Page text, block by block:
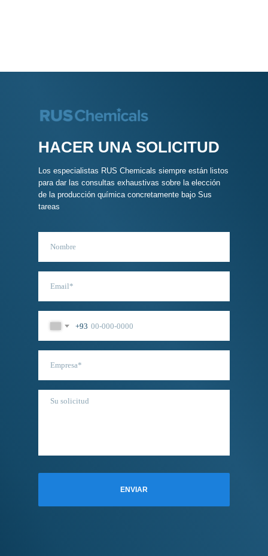
HACER UNA SOLICITUD
Los especialistas RUS Chemicals siempre están listos
para dar las consultas exhaustivas sobre la elección
de la producción química concretamente bajo Sus
tareas
ENVIAR
+93